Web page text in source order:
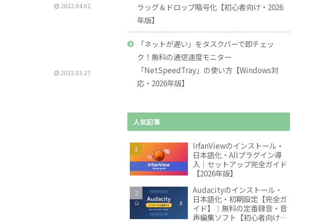
2022.04.02
2022.03.27
ラッグ＆ドロップ暗号化【初心者向け・2026
年版】
「ネットが遅い」をタスクバーで即チェッ
ク！無料の通信速度モニター
「NetSpeedTray」の使い方【Windows対
応・2026年版】
人気記事
IrfanViewのインストール・
日本語化・Allプラグイン導
入｜セットアップ完全ガイド
【2026年版】
Audacityのインストール・
日本語化・初期設定【完全ガ
イド】｜無料の定番録音・音
声編集ソフト【初心者向け・